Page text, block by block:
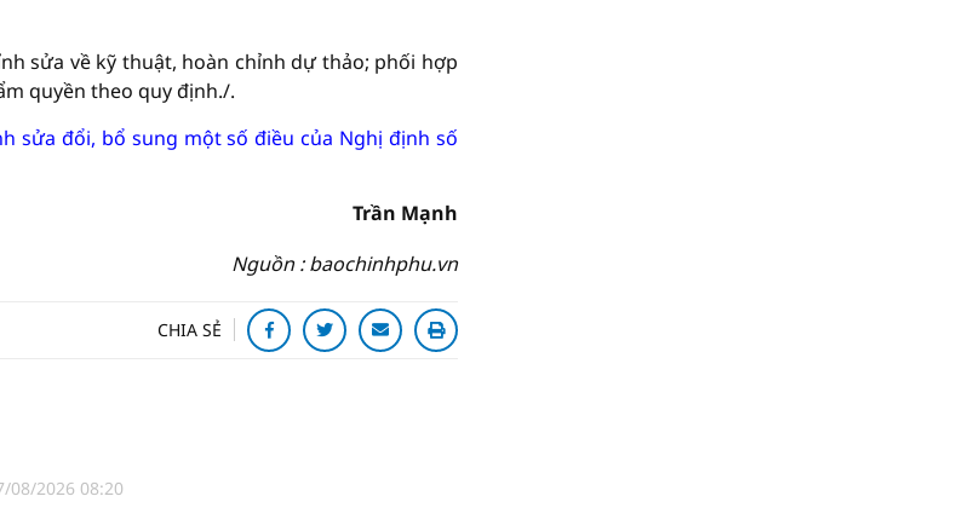
sửa về kỹ thuật, hoàn chỉnh dự thảo; phối hợp
quyền theo quy định./.
sửa đổi, bổ sung một số điều của Nghị định số
Trần Mạnh
Nguồn : baochinhphu.vn
CHIA SẺ
08/2026 08:20